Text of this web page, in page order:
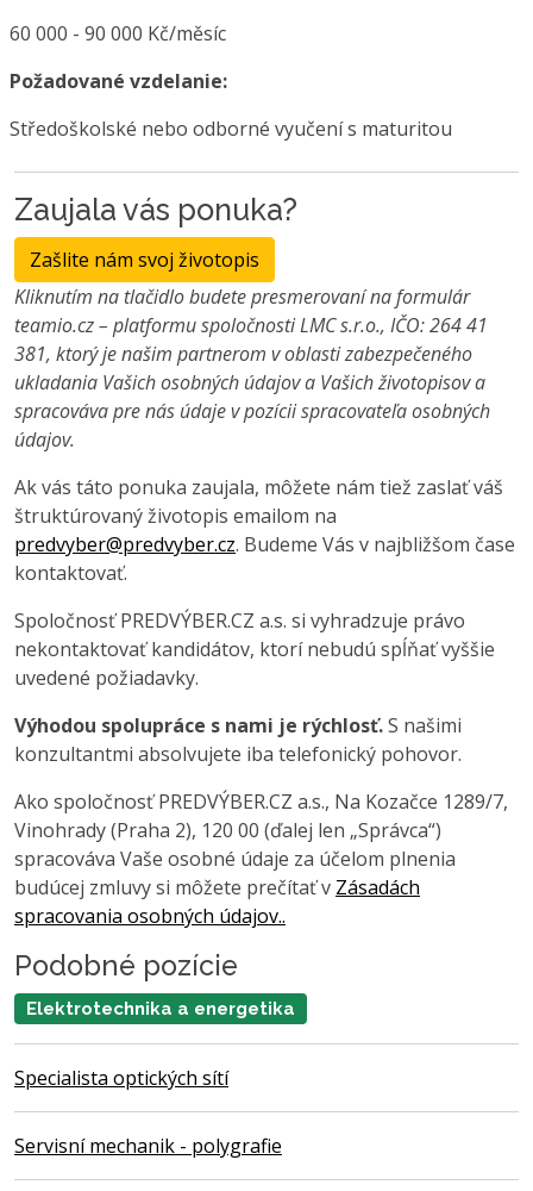
60 000 - 90 000 Kč/měsíc
Požadované vzdelanie:
Středoškolské nebo odborné vyučení s maturitou
Zaujala vás ponuka?
Zašlite nám svoj životopis
Kliknutím na tlačidlo budete presmerovaní na formulár
teamio.cz – platformu spoločnosti LMC s.r.o., IČO: 264 41
381, ktorý je našim partnerom v oblasti zabezpečeného
ukladania Vašich osobných údajov a Vašich životopisov a
spracováva pre nás údaje v pozícii spracovateľa osobných
údajov.
Ak vás táto ponuka zaujala, môžete nám tiež zaslať váš
štruktúrovaný životopis emailom na
predvyber@predvyber.cz. Budeme Vás v najbližšom čase
kontaktovať.
Spoločnosť PREDVÝBER.CZ a.s. si vyhradzuje právo
nekontaktovať kandidátov, ktorí nebudú spĺňať vyššie
uvedené požiadavky.
Výhodou spolupráce s nami je rýchlosť.S našimi
konzultantmi absolvujete iba telefonický pohovor.
Ako spoločnosť PREDVÝBER.CZ a.s., Na Kozačce 1289/7,
Vinohrady (Praha 2), 120 00 (ďalej len „Správca“)
spracováva Vaše osobné údaje za účelom plnenia
budúcej zmluvy si môžete prečítať v Zásadách
spracovania osobných údajov..
Podobné pozície
Elektrotechnika a energetika
Specialista optických sítí
Servisní mechanik - polygrafie